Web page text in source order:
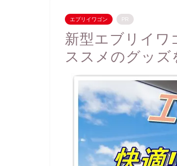
エブリイワゴン PR
新型エブリイワ
ススメのグッズ